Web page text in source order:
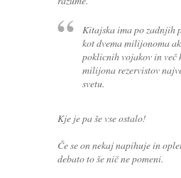
Kitajska ima po zadnjih
kot dvema milijonoma
poklicnih vojakov in več
milijona rezervistov
svetu.
Kje je pa še vse ostalo!
Če se on nekaj napihuje in
debato to še nič ne pomeni.